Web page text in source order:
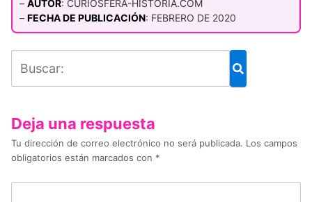
– AUTOR: CURIOSFERA-HISTORIA.COM
– FECHA DE PUBLICACIÓN: FEBRERO DE 2020
Deja una respuesta
Tu dirección de correo electrónico no será publicada. Los campos
obligatorios están marcados con *